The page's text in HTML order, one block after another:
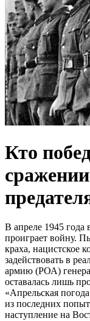
Кто
В апреле 1945 года
проиграет войну.
краха, нацистское
задействовать в
армию (РОА)
оставалась лишь
«Апрельская
из последних
наступление на